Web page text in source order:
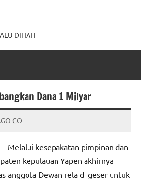
DIHATI
Dana 1 Milyar
CO
– Melalui kesepakatan pimpinan dan
kepulauan Yapen akhirnya
anggota Dewan rela di geser untuk